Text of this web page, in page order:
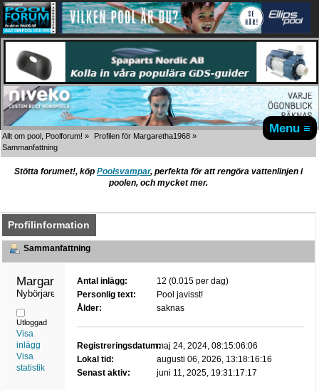
Menu ≡
Allt om pool, Poolforum! » Profilen för Margaretha1968 »
Sammanfattning
Stötta forumet!, köp Poolsvampar, perfekta för att rengöra vattenlinjen i
poolen, och mycket mer.
Profilinformation
Sammanfattning
Margaretha1968
Nybörjare
Utloggad
Visa
inlägg
Visa
statistik
Antal inlägg:
12 (0.015 per dag)
Personlig text:
Pool javisst!
Ålder:
saknas
Registreringsdatum:maj 24, 2024, 08:15:06:06
Lokal tid:
augusti 06, 2026, 13:18:16:16
Senast aktiv:
juni 11, 2025, 19:31:17:17